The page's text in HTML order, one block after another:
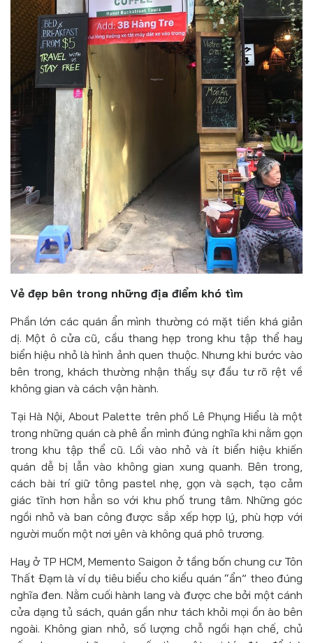
Vẻ đẹp bên trong những địa điểm khó tìm
Phần lớn các quán ẩn mình thường có mặt tiền khá giản
dị. Một ô cửa cũ, cầu thang hẹp trong khu tập thể hay
biển hiệu nhỏ là hình ảnh quen thuộc. Nhưng khi bước vào
bên trong, khách thường nhận thấy sự đầu tư rõ rệt về
không gian và cách vận hành.
Tại Hà Nội, About Palette trên phố Lê Phụng Hiểu là một
trong những quán cà phê ẩn mình đúng nghĩa khi nằm gọn
trong khu tập thể cũ. Lối vào nhỏ và ít biển hiệu khiến
quán dễ bị lẫn vào không gian xung quanh. Bên trong,
cách bài trí giữ tông pastel nhẹ, gọn và sạch, tạo cảm
giác tĩnh hơn hẳn so với khu phố trung tâm. Những góc
ngồi nhỏ và ban công được sắp xếp hợp lý, phù hợp với
người muốn một nơi yên và không quá phô trương.
Hay ở TP HCM, Memento Saigon ở tầng bốn chung cư Tôn
Thất Đạm là ví dụ tiêu biểu cho kiểu quán “ẩn” theo đúng
nghĩa đen. Nằm cuối hành lang và được che bởi một cánh
cửa dạng tủ sách, quán gần như tách khỏi mọi ồn ào bên
ngoài. Không gian nhỏ, số lượng chỗ ngồi hạn chế, chủ